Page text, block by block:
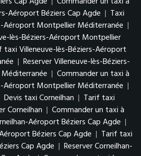
Aéroport Béziers Cap Agde | Taxi
Aéroport Montpellier Méditerranée |
lès-Béziers-Aéroport Montpellier
taxi Villeneuve-lès-Béziers-Aéroport
| Reserver Villeneuve-lès-Béziers-
| Commander un taxi à
Aéroport Montpellier Méditerranée |
Devis taxi Corneilhan | Tarif taxi
Corneilhan | Commander un taxi à
Aéroport Béziers Cap Agde |
Béziers Cap Agde | Tarif taxi
Cap Agde | Reserver Corneilhan-